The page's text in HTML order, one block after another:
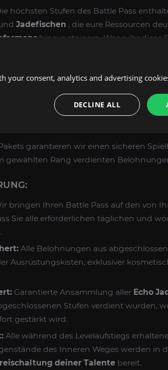
höchsten Stufen des Battle Pass
Jadefischen , die eure Ressourcen
hinaus steigern. Wenn ihr diese
Zeit, die man für wirkungsvolle
WWM-Farm-Sessions nutzen könnte.
PASS BOOST
garantieren wir einen sicheren
gewählten Rang verdienten
bringen Ihren Battle Pass auf den von
Sie alle erforderlichen täglichen und
Alle Belohnungen aus
Ausrüstungskisten, exklusiver
Garantierte Ansammlung aller Echo
Stufen verdient wurden,
gestärkt wird.
Alle während des Levelaufstiegs
des Inneren Weges werden in
deiner Talente bereit.
your consent, analytics and advertising
DECLINE ALL